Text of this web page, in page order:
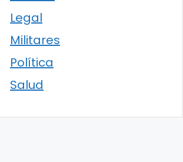
Legal
Militares
Política
Salud